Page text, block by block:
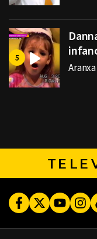
FacebookTwitterYoutube